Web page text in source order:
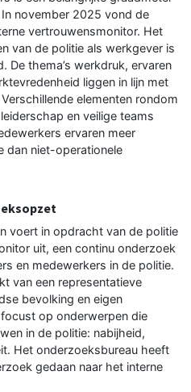
november 2025 vond de
vertrouwensmonitor. Het
van de politie als werkgever is
De thema’s werkdruk, ervaren
liggen in lijn met
elementen rondom
en veilige teams
ervaren meer
dan niet-operationele
voert in opdracht van de politie
uit, een continu onderzoek
en medewerkers in de politie.
van een representatieve
bevolking en eigen
op onderwerpen die
in de politie: nabijheid,
Het onderzoeksbureau heeft
gedaan naar het interne